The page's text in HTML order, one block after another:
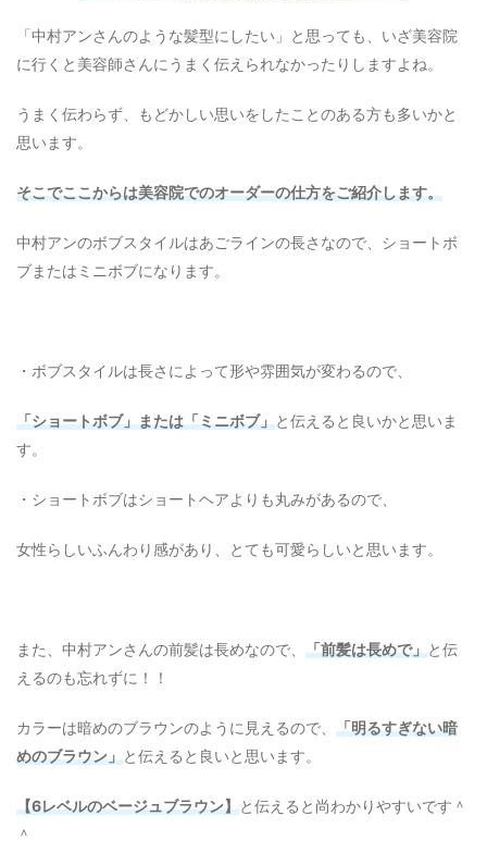
「中村アンさんのような髪型にしたい」と思っても、いざ美容院
に行くと美容師さんにうまく伝えられなかったりしますよね。
うまく伝わらず、もどかしい思いをしたことのある方も多いかと
思います。
そこでここからは美容院でのオーダーの仕方をご紹介します。
中村アンのボブスタイルはあごラインの長さなので、ショートボ
ブまたはミニボブになります。
・ボブスタイルは長さによって形や雰囲気が変わるので、
「ショートボブ」または「ミニボブ」と伝えると良いかと思いま
す。
・ショートボブはショートヘアよりも丸みがあるので、
女性らしいふんわり感があり、とても可愛らしいと思います。
また、中村アンさんの前髪は長めなので、 「前髪は長めで」と伝
えるのも忘れずに！！
カラーは暗めのブラウンのように見えるので、 「明るすぎない暗
めのブラウン」と伝えると良いと思います。
【6レベルのベージュブラウン】と伝えると尚わかりやすいです＾
＾